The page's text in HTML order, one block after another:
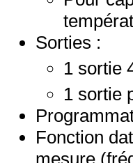
Sorties :
1 sortie
1 sortie
Fonction
mesure